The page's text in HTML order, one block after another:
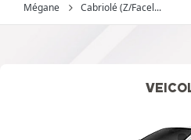
Mégane Cabriolé (Z/Facel...